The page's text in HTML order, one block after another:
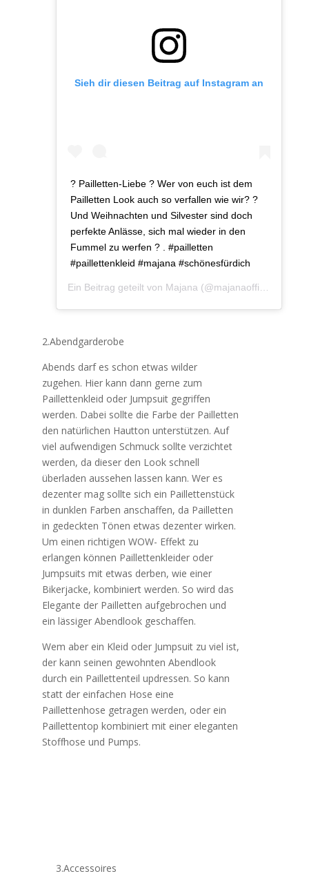
Sieh dir diesen Beitrag auf Instagram an
? Pailletten-Liebe ? Wer von euch ist dem
Pailletten Look auch so verfallen wie wir? ?
Und Weihnachten und Silvester sind doch
perfekte Anlässe, sich mal wieder in den
Fummel zu werfen ? . #pailletten
#paillettenkleid #majana #schönesfürdich
Ein Beitrag geteilt von Majana (@majanaofficial) am
2.Abendgarderobe
Abends darf es schon etwas wilder
zugehen. Hier kann dann gerne zum
Paillettenkleid oder Jumpsuit gegriffen
werden. Dabei sollte die Farbe der Pailletten
den natürlichen Hautton unterstützen. Auf
viel aufwendigen Schmuck sollte verzichtet
werden, da dieser den Look schnell
überladen aussehen lassen kann. Wer es
dezenter mag sollte sich ein Paillettenstück
in dunklen Farben anschaffen, da Pailletten
in gedeckten Tönen etwas dezenter wirken.
Um einen richtigen WOW- Effekt zu
erlangen können Paillettenkleider oder
Jumpsuits mit etwas derben, wie einer
Bikerjacke, kombiniert werden. So wird das
Elegante der Pailletten aufgebrochen und
ein lässiger Abendlook geschaffen.
Wem aber ein Kleid oder Jumpsuit zu viel ist,
der kann seinen gewohnten Abendlook
durch ein Paillettenteil updressen. So kann
statt der einfachen Hose eine
Paillettenhose getragen werden, oder ein
Paillettentop kombiniert mit einer eleganten
Stoffhose und Pumps.
3.Accessoires